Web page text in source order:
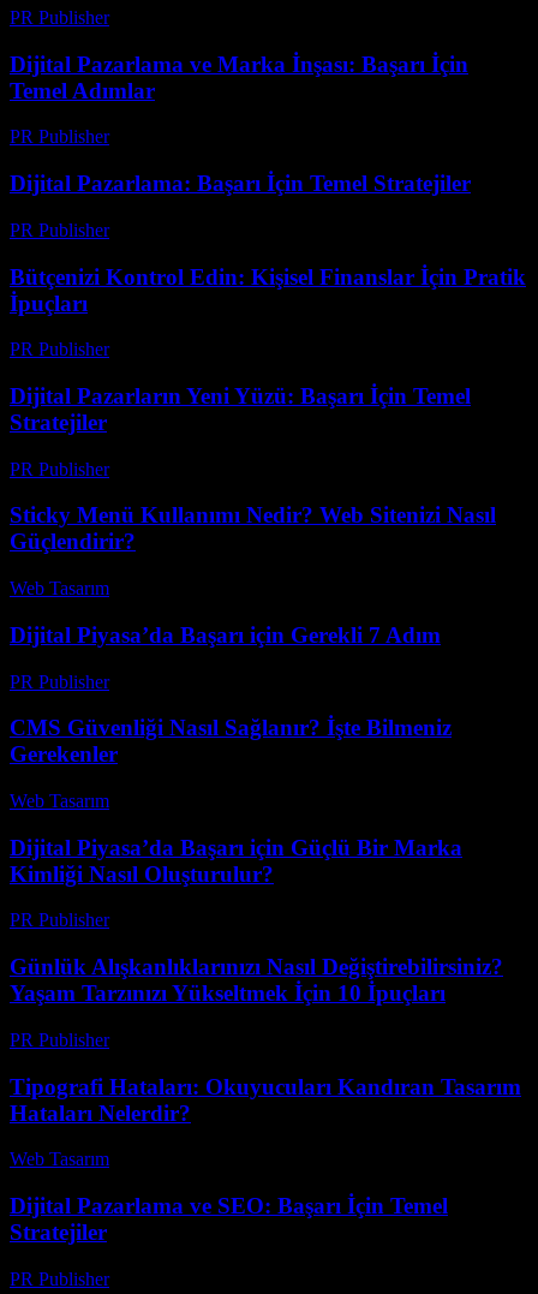
PR Publisher-
Dijital Pazarlama ve Marka İnşası: Başarı İçin
Temel Adımlar
PR Publisher-
Dijital Pazarlama: Başarı İçin Temel Stratejiler
PR Publisher-
Bütçenizi Kontrol Edin: Kişisel Finanslar İçin Pratik
İpuçları
PR Publisher-
Dijital Pazarların Yeni Yüzü: Başarı İçin Temel
Stratejiler
PR Publisher-
Sticky Menü Kullanımı Nedir? Web Sitenizi Nasıl
Güçlendirir?
Web Tasarım
Dijital Piyasa’da Başarı için Gerekli 7 Adım
PR Publisher-
CMS Güvenliği Nasıl Sağlanır? İşte Bilmeniz
Gerekenler
Web Tasarım
Dijital Piyasa’da Başarı için Güçlü Bir Marka
Kimliği Nasıl Oluşturulur?
PR Publisher-
Günlük Alışkanlıklarınızı Nasıl Değiştirebilirsiniz?
Yaşam Tarzınızı Yükseltmek İçin 10 İpuçları
PR Publisher-
Tipografi Hataları: Okuyucuları Kandıran Tasarım
Hataları Nelerdir?
Web Tasarım
Dijital Pazarlama ve SEO: Başarı İçin Temel
Stratejiler
PR Publisher-